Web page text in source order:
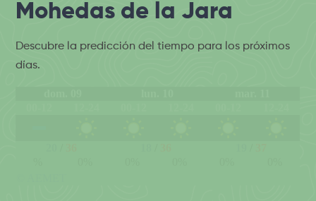
Mohedas de la Jara
Descubre la predicción del tiempo para los próximos
días.